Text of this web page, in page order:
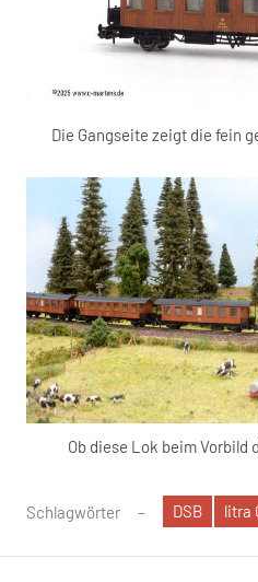
Die Gangseite zeigt die fein
Ob diese Lok beim Vorbild
Schlagwörter DSB litra